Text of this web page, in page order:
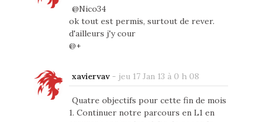
@Nico34
ok tout est permis, surtout de rever.
d'ailleurs j'y cour
@+
xaviervav- jeu 17 Jan 13 à 0 h 08
Quatre objectifs pour cette fin de mois
1. Continuer notre parcours en L1 en